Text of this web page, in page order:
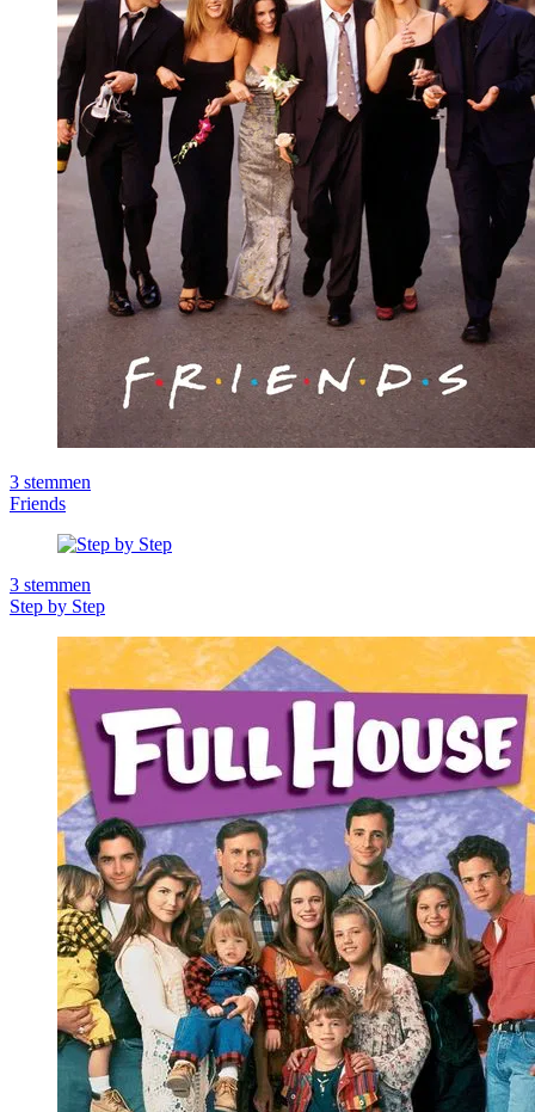
3 stemmen
Friends
3 stemmen
Step by Step